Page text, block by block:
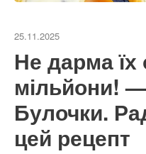
25.11.2025
Не дарма
мільйони!
Булочки.
цей рецепт